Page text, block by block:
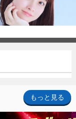
もっと見る